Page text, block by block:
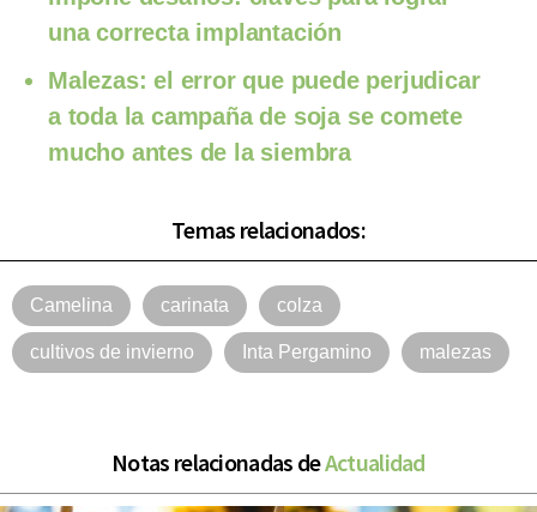
una correcta implantación
Malezas: el error que puede perjudicar
a toda la campaña de soja se comete
mucho antes de la siembra
Temas relacionados:
Camelina carinata colza
cultivos de invierno Inta Pergamino malezas
Notas relacionadas deActualidad